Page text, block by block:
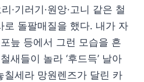
·기러기·원앙·고니 같은 철
로 돌팔매질을 했다. 내가 자
늪 등에서 그런 모습을 흔
새들이 놀라 ‘후드득’ 날아
칠세라 망원렌즈가 달린 카